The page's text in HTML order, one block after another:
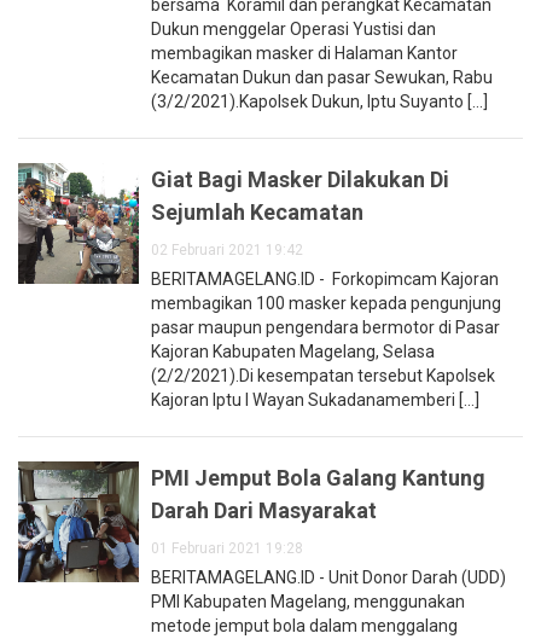
bersama Koramil dan perangkat Kecamatan
Dukun menggelar Operasi Yustisi dan
membagikan masker di Halaman Kantor
Kecamatan Dukun dan pasar Sewukan, Rabu
(3/2/2021).Kapolsek Dukun, Iptu Suyanto [...]
Giat Bagi Masker Dilakukan Di
Sejumlah Kecamatan
02 Februari 2021 19:42
BERITAMAGELANG.ID - Forkopimcam Kajoran
membagikan 100 masker kepada pengunjung
pasar maupun pengendara bermotor di Pasar
Kajoran Kabupaten Magelang, Selasa
(2/2/2021).Di kesempatan tersebut Kapolsek
Kajoran Iptu I Wayan Sukadanamemberi [...]
PMI Jemput Bola Galang Kantung
Darah Dari Masyarakat
01 Februari 2021 19:28
BERITAMAGELANG.ID - Unit Donor Darah (UDD)
PMI Kabupaten Magelang, menggunakan
metode jemput bola dalam menggalang